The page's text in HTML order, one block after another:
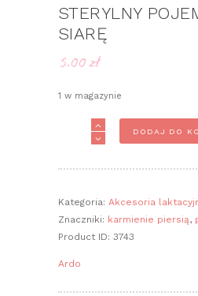
STERYLNY
SIARĘ
5.00zł
1 w magazynie
Sterylny
DODAJ DO
Kategoria: Akcesoria
Znaczniki: karmienie piersią,
Product ID: 3743
Ardo